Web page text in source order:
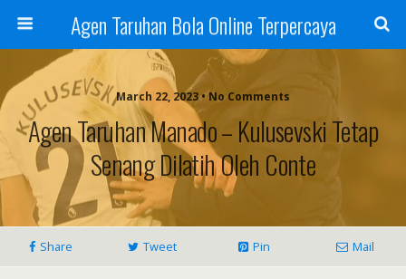
Agen Taruhan Bola Online Terpercaya
March 22, 2023 • No Comments
Agen Taruhan Manado – Kulusevski Tetap
Senang Dilatih Oleh Conte
Share Tweet Pin Mail